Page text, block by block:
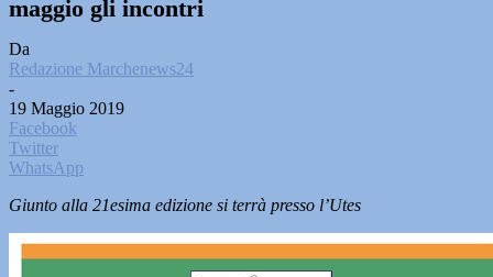
maggio gli incontri
Da
Redazione Marchenews24
-
19 Maggio 2019
Facebook
Twitter
WhatsApp
Giunto alla 21esima edizione si terrà presso l’Utes